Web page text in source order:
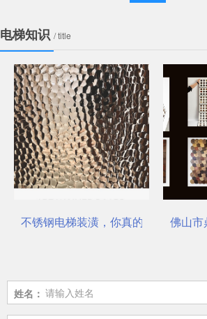
电梯知识 / title
不锈钢电梯装潢，你真的选对了吗？
佛山市
姓名：